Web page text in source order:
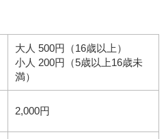
大人 500円（16歳以上）
小人 200円（5歳以上16歳未
満）
2,000円